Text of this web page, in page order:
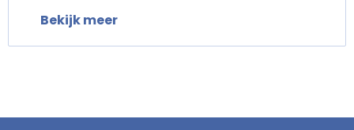
Bekijk meer